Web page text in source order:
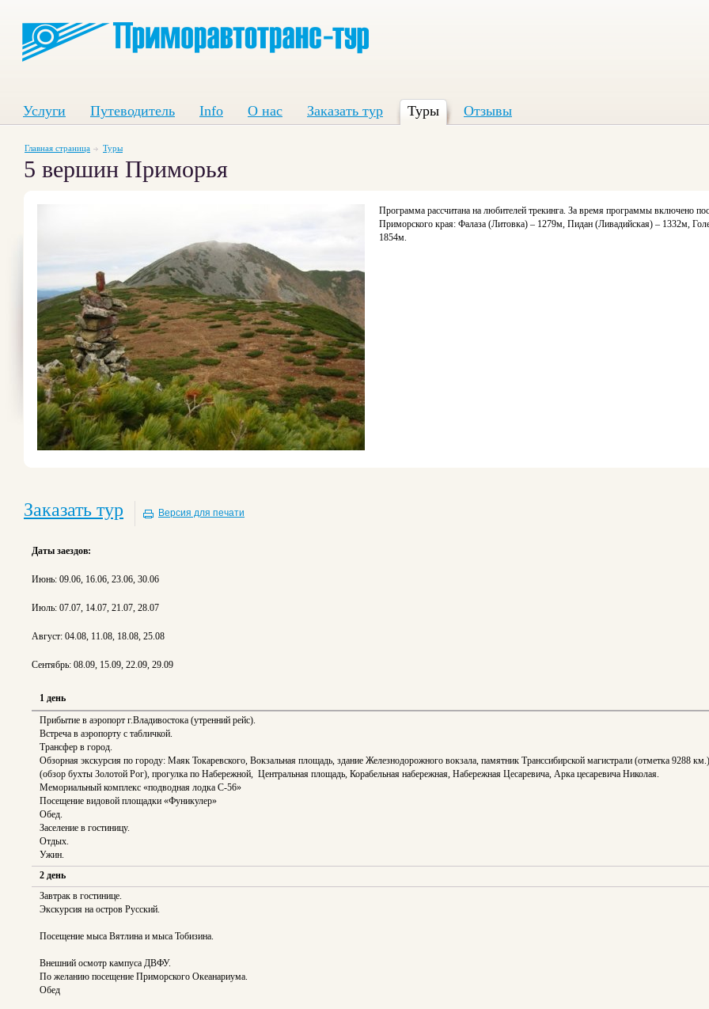
Услуги Путеводитель Info О нас Заказать тур Туры Отзывы
Главная страница Туры
5 вершин Приморья
Программа рассчитана на любителей трекинга. За время программы включено
Приморского края: Фалаза (Литовка) – 1279м, Пидан (Ливадийская) – 1332м,
1854м.
Заказать тур Версия для печати
Даты заездов:
Июнь: 09.06, 16.06, 23.06, 30.06
Июль: 07.07, 14.07, 21.07, 28.07
Август: 04.08, 11.08, 18.08, 25.08
Сентябрь: 08.09, 15.09, 22.09, 29.09
1 день
Прибытие в аэропорт г.Владивостока (утренний рейс).
Встреча в аэропорту с табличкой.
Трансфер в город.
Обзорная экскурсия по городу: Маяк Токаревского, Вокзальная площадь, здание Железнодорожного вокзала, памятник Транссибирской магистрали (отметка 9288
(обзор бухты Золотой Рог), прогулка по Набережной, Центральная площадь, Корабельная набережная, Набережная Цесаревича, Арка цесаревича Николая.
Мемориальный комплекс «подводная лодка С-56»
Посещение видовой площадки «Фуникулер»
Обед.
Заселение в гостиницу.
Отдых.
Ужин.
2 день
Завтрак в гостинице.
Экскурсия на остров Русский.
Посещение мыса Вятлина и мыса Тобизина.
Внешний осмотр кампуса ДВФУ.
По желанию посещение Приморского Океанариума.
Обед